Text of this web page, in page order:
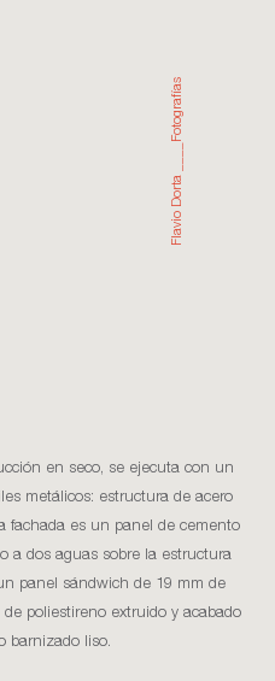
Flavio Dorta ____Fotografías
en seco, se ejecuta con un
metálicos: estructura de acero
fachada es un panel de cemento
a dos aguas sobre la estructura
panel sándwich de 19 mm de
poliestireno extruido y acabado
barnizado liso.